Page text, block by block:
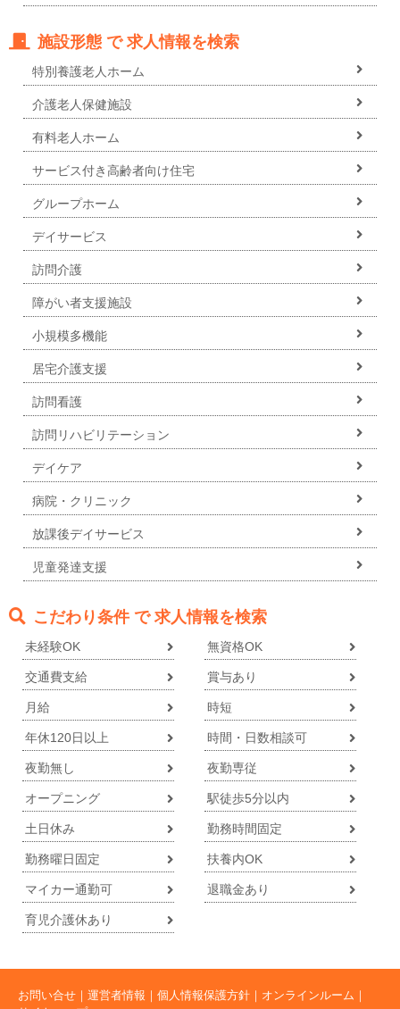
施設形態 で 求人情報を検索
特別養護老人ホーム
介護老人保健施設
有料老人ホーム
サービス付き高齢者向け住宅
グループホーム
デイサービス
訪問介護
障がい者支援施設
小規模多機能
居宅介護支援
訪問看護
訪問リハビリテーション
デイケア
病院・クリニック
放課後デイサービス
児童発達支援
こだわり条件 で 求人情報を検索
未経験OK 無資格OK
交通費支給 賞与あり
月給 時短
年休120日以上 時間・日数相談可
夜勤無し 夜勤専従
オープニング 駅徒歩5分以内
土日休み 勤務時間固定
勤務曜日固定 扶養内OK
マイカー通勤可 退職金あり
育児介護休あり
お問い合せ 運営者情報 個人情報保護方針
オンラインルーム